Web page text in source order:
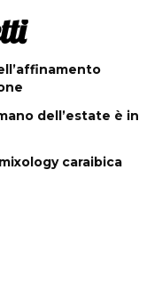
dell’estate è in
caraibica